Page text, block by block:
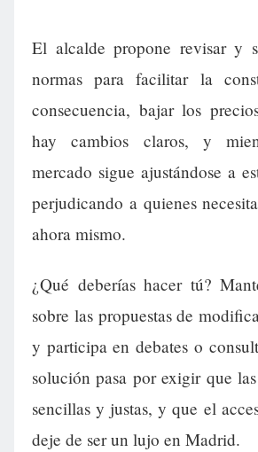
El alcalde propone revisar y
normas para facilitar la
consecuencia, bajar los
hay cambios claros, y
mercado sigue ajustándose a
perjudicando a quienes
ahora mismo.
¿Qué deberías hacer tú?
sobre las propuestas de
y participa en debates o
solución pasa por exigir que
sencillas y justas, y que el
deje de ser un lujo en Madrid.